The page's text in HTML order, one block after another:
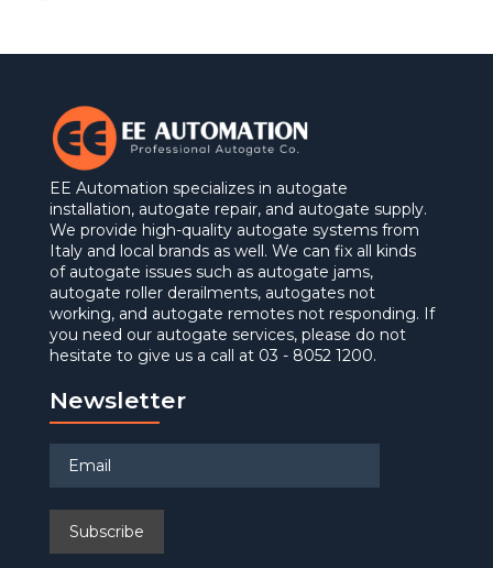
EE Automation specializes in autogate
installation, autogate repair, and autogate supply.
We provide high-quality autogate systems from
Italy and local brands as well. We can fix all kinds
of autogate issues such as autogate jams,
autogate roller derailments, autogates not
working, and autogate remotes not responding. If
you need our autogate services, please do not
hesitate to give us a call at 03 - 8052 1200.
Newsletter